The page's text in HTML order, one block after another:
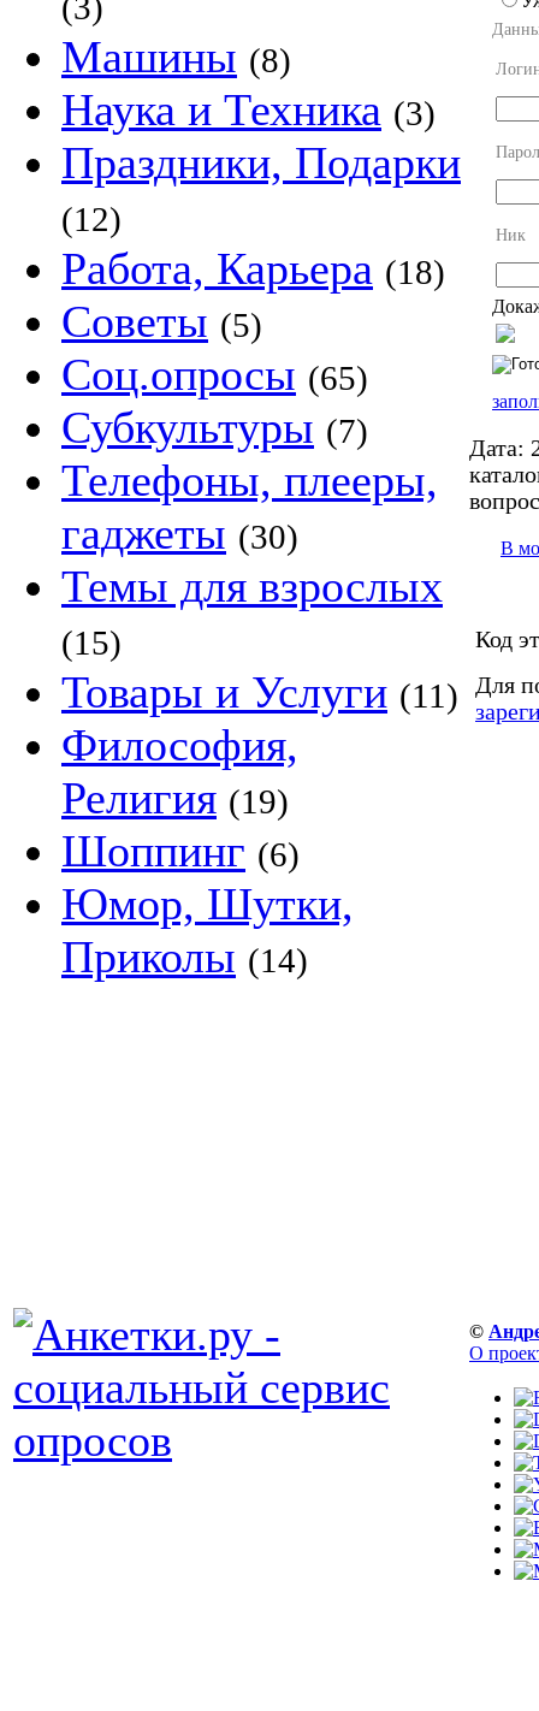
Машины (8)
Наука и Техника (3)
Праздники, Подарки
(12)
Работа, Карьера (18)
Советы (5)
Соц.опросы (65)
Субкультуры (7)
Телефоны, плееры,
гаджеты (30)
Темы для взрослых
(15)
Товары и Услуги (11)
Философия,
Религия (19)
Шоппинг (6)
Юмор, Шутки,
Приколы (14)
Ник
Дата:
В
Код
Для
©
О